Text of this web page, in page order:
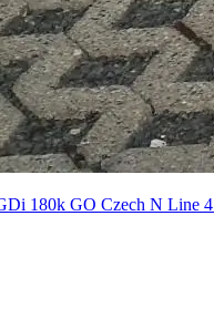
180k GO Czech N Line